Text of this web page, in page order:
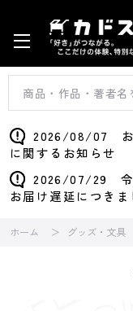
2026/08/07 お
に関するお知らせ
2026/07/29 令
お届け遅延につきま
ホーム グッズ・文具